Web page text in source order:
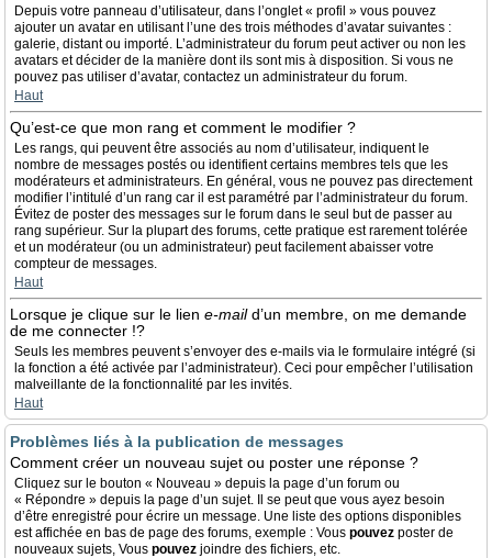
Depuis votre panneau d’utilisateur, dans l’onglet « profil » vous pouvez
ajouter un avatar en utilisant l’une des trois méthodes d’avatar suivantes :
galerie, distant ou importé. L’administrateur du forum peut activer ou non les
avatars et décider de la manière dont ils sont mis à disposition. Si vous ne
pouvez pas utiliser d’avatar, contactez un administrateur du forum.
Haut
Qu’est-ce que mon rang et comment le modifier ?
Les rangs, qui peuvent être associés au nom d’utilisateur, indiquent le
nombre de messages postés ou identifient certains membres tels que les
modérateurs et administrateurs. En général, vous ne pouvez pas directement
modifier l’intitulé d’un rang car il est paramétré par l’administrateur du forum.
Évitez de poster des messages sur le forum dans le seul but de passer au
rang supérieur. Sur la plupart des forums, cette pratique est rarement tolérée
et un modérateur (ou un administrateur) peut facilement abaisser votre
compteur de messages.
Haut
Lorsque je clique sur le lien e-maild’un membre, on me demande
de me connecter !?
Seuls les membres peuvent s’envoyer des e-mails via le formulaire intégré (si
la fonction a été activée par l’administrateur). Ceci pour empêcher l’utilisation
malveillante de la fonctionnalité par les invités.
Haut
Problèmes liés à la publication de messages
Comment créer un nouveau sujet ou poster une réponse ?
Cliquez sur le bouton « Nouveau » depuis la page d’un forum ou
« Répondre » depuis la page d’un sujet. Il se peut que vous ayez besoin
d’être enregistré pour écrire un message. Une liste des options disponibles
est affichée en bas de page des forums, exemple : Vous pouvez poster de
nouveaux sujets, Vous pouvez joindre des fichiers, etc.